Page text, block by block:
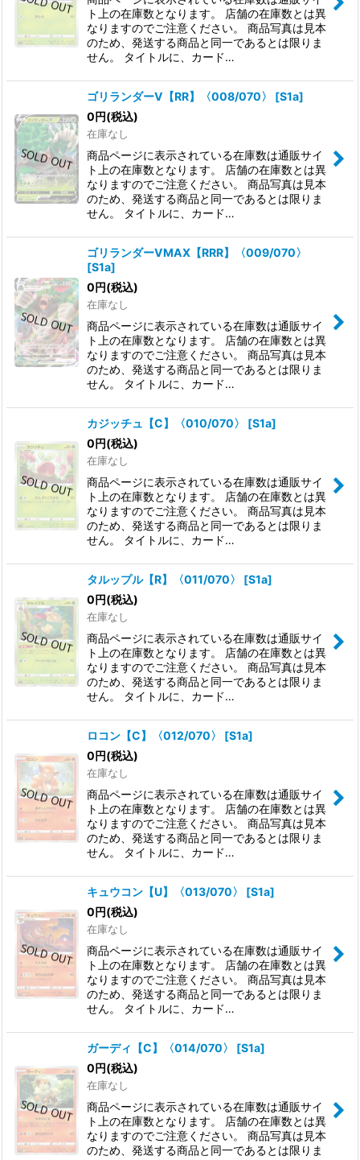
ト上の在庫数となります。 店舗の在庫数とは異
なりますのでご注意ください。 商品写真は見本
のため、発送する商品と同一であるとは限りま
せん。 タイトルに、カード…
ゴリランダーV【RR】〈008/070〉 [S1a]
0円(税込)
在庫なし
商品ページに表示されている在庫数は通販サイ
ト上の在庫数となります。 店舗の在庫数とは異
なりますのでご注意ください。 商品写真は見本
のため、発送する商品と同一であるとは限りま
せん。 タイトルに、カード…
ゴリランダーVMAX【RRR】〈009/070〉
[S1a]
0円(税込)
在庫なし
商品ページに表示されている在庫数は通販サイ
ト上の在庫数となります。 店舗の在庫数とは異
なりますのでご注意ください。 商品写真は見本
のため、発送する商品と同一であるとは限りま
せん。 タイトルに、カード…
カジッチュ【C】〈010/070〉 [S1a]
0円(税込)
在庫なし
商品ページに表示されている在庫数は通販サイ
ト上の在庫数となります。 店舗の在庫数とは異
なりますのでご注意ください。 商品写真は見本
のため、発送する商品と同一であるとは限りま
せん。 タイトルに、カード…
タルップル【R】〈011/070〉 [S1a]
0円(税込)
在庫なし
商品ページに表示されている在庫数は通販サイ
ト上の在庫数となります。 店舗の在庫数とは異
なりますのでご注意ください。 商品写真は見本
のため、発送する商品と同一であるとは限りま
せん。 タイトルに、カード…
ロコン【C】〈012/070〉 [S1a]
0円(税込)
在庫なし
商品ページに表示されている在庫数は通販サイ
ト上の在庫数となります。 店舗の在庫数とは異
なりますのでご注意ください。 商品写真は見本
のため、発送する商品と同一であるとは限りま
せん。 タイトルに、カード…
キュウコン【U】〈013/070〉 [S1a]
0円(税込)
在庫なし
商品ページに表示されている在庫数は通販サイ
ト上の在庫数となります。 店舗の在庫数とは異
なりますのでご注意ください。 商品写真は見本
のため、発送する商品と同一であるとは限りま
せん。 タイトルに、カード…
ガーディ【C】〈014/070〉 [S1a]
0円(税込)
在庫なし
商品ページに表示されている在庫数は通販サイ
ト上の在庫数となります。 店舗の在庫数とは異
なりますのでご注意ください。 商品写真は見本
のため、発送する商品と同一であるとは限りま